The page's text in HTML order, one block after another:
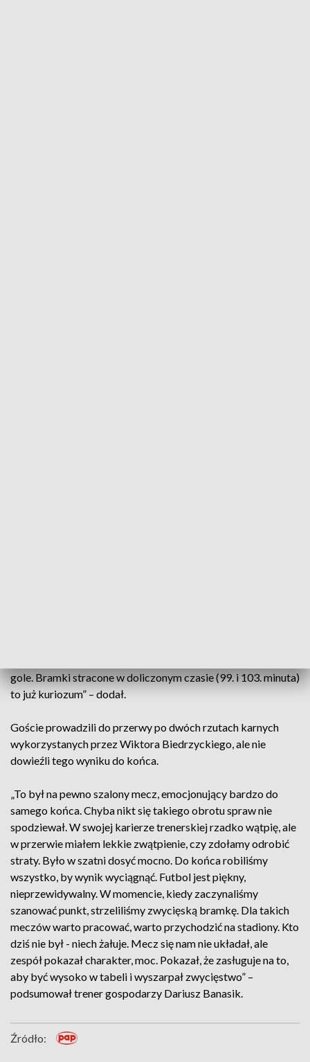
gole. Bramki stracone w doliczonym czasie (99. i 103. minuta)
to już kuriozum” – dodał.
Goście prowadzili do przerwy po dwóch rzutach karnych
wykorzystanych przez Wiktora Biedrzyckiego, ale nie
dowieźli tego wyniku do końca.
„To był na pewno szalony mecz, emocjonujący bardzo do
samego końca. Chyba nikt się takiego obrotu spraw nie
spodziewał. W swojej karierze trenerskiej rzadko wątpię, ale
w przerwie miałem lekkie zwątpienie, czy zdołamy odrobić
straty. Było w szatni dosyć mocno. Do końca robiliśmy
wszystko, by wynik wyciągnąć. Futbol jest piękny,
nieprzewidywalny. W momencie, kiedy zaczynaliśmy
szanować punkt, strzeliliśmy zwycięską bramkę. Dla takich
meczów warto pracować, warto przychodzić na stadiony. Kto
dziś nie był - niech żałuje. Mecz się nam nie układał, ale
zespół pokazał charakter, moc. Pokazał, że zasługuje na to,
aby być wysoko w tabeli i wyszarpał zwycięstwo” –
podsumował trener gospodarzy Dariusz Banasik.
Źródło: